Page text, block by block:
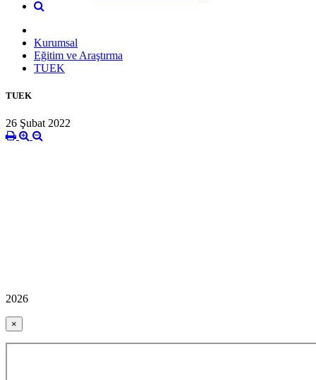
Kurumsal
Eğitim ve Araştırma
TUEK
TUEK
26 Şubat 2022
2026
×